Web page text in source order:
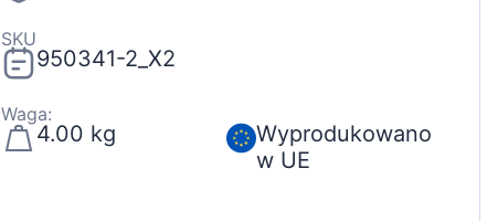
SKU
950341-2_X2
Waga:
4.00 kg
Wyprodukowano
w UE